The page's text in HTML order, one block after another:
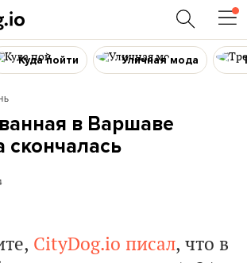
Куда пойти Уличная мода
в Варшаве
скончалась
CityDog.io писал, что в